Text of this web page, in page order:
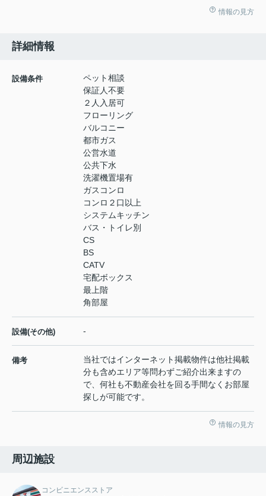
情報の見方
詳細情報
設備条件
ペット相談
保証人不要
２人入居可
フローリング
バルコニー
都市ガス
公営水道
公共下水
洗濯機置場有
ガスコンロ
コンロ２口以上
システムキッチン
バス・トイレ別
CS
BS
CATV
宅配ボックス
最上階
角部屋
設備(その他) -
備考
当社ではインターネット掲載物件は他社掲載
分も含めエリア等問わずご紹介出来ますの
で、何社も不動産会社を回る手間なくお部屋
探しが可能です。
情報の見方
周辺施設
コンビニエンスストア